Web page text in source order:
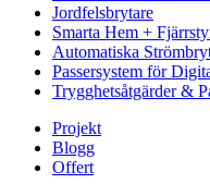
Jordfelsbrytare
Smarta Hem +
Automatiska
Passersystem för
Trygghetsåtgärder &
Projekt
Blogg
Offert